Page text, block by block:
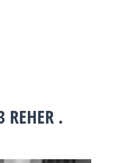
REHER .